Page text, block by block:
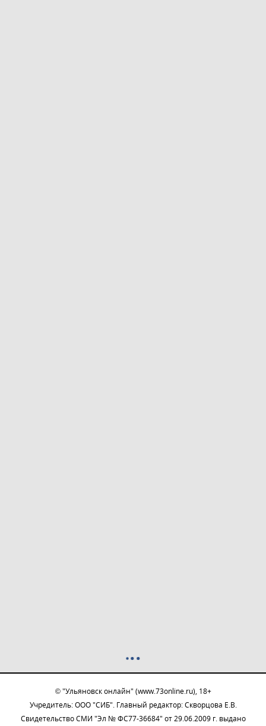
© "Ульяновск онлайн" (www.73online.ru), 18+
Учредитель: ООО "СИБ". Главный редактор: Скворцова Е.В.
Свидетельство СМИ "Эл № ФС77-36684" от 29.06.2009 г. выдано